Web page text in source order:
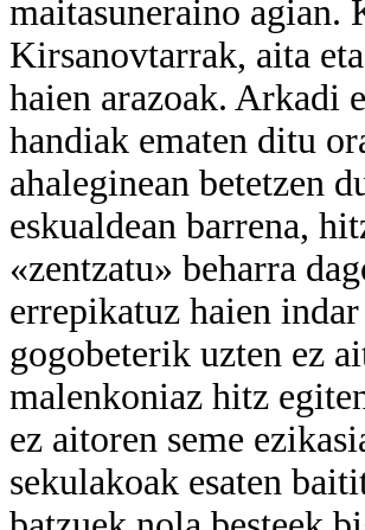
maitasuneraino agian.
Kirsanovtarrak, aita
haien arazoak. Arkadi
handiak ematen ditu
ahaleginean betetzen
eskualdean barrena,
«zentzatu» beharra
errepikatuz haien
gogobeterik uzten ez
malenkoniaz hitz
ez aitoren seme
sekulakoak esaten